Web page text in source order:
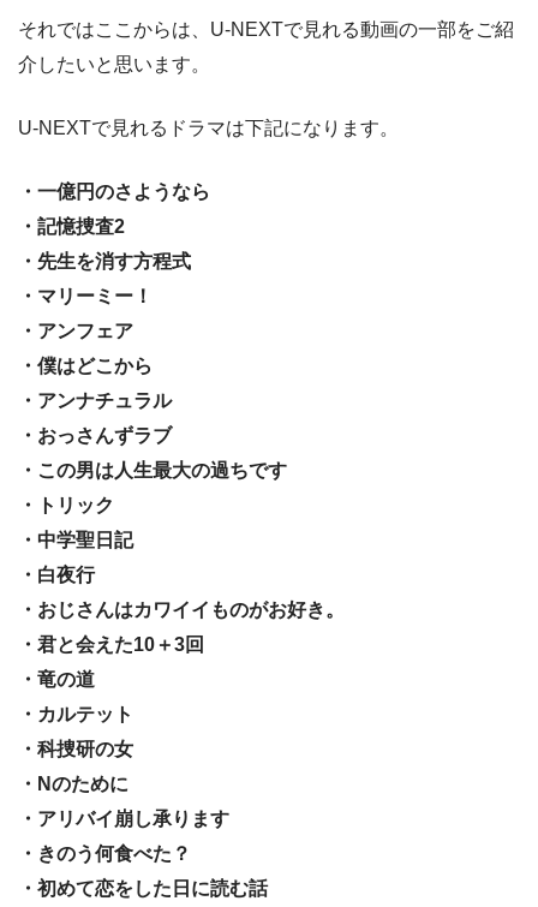
それではここからは、U-NEXTで見れる動画の一部をご紹
介したいと思います。
U-NEXTで見れるドラマは下記になります。
・一億円のさようなら
・記憶捜査2
・先生を消す方程式
・マリーミー！
・アンフェア
・僕はどこから
・アンナチュラル
・おっさんずラブ
・この男は人生最大の過ちです
・トリック
・中学聖日記
・白夜行
・おじさんはカワイイものがお好き。
・君と会えた10＋3回
・竜の道
・カルテット
・科捜研の女
・Nのために
・アリバイ崩し承ります
・きのう何食べた？
・初めて恋をした日に読む話